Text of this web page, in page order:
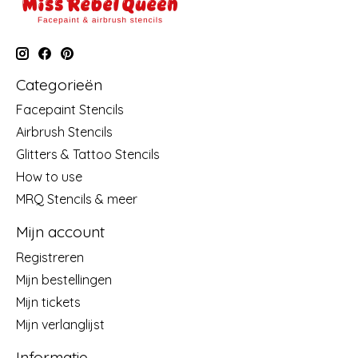
Categorieën
Facepaint Stencils
Airbrush Stencils
Glitters & Tattoo Stencils
How to use
MRQ Stencils & meer
Mijn account
Registreren
Mijn bestellingen
Mijn tickets
Mijn verlanglijst